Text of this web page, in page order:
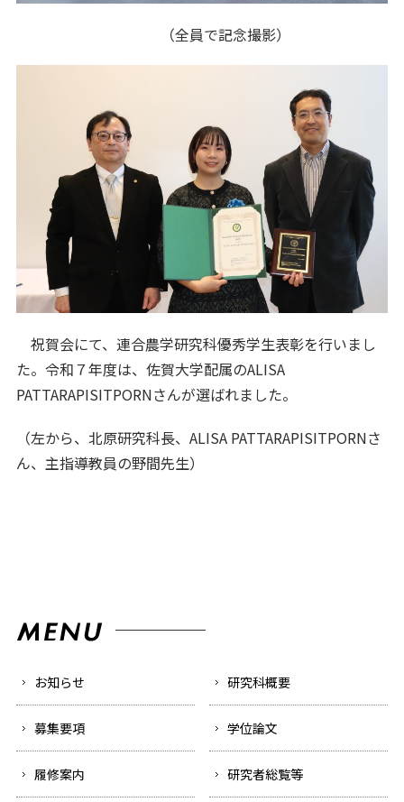
（全員で記念撮影）
祝賀会にて、連合農学研究科優秀学生表彰を行いまし
た。令和７年度は、佐賀大学配属のALISA
PATTARAPISITPORNさんが選ばれました。
（左から、北原研究科長、ALISA PATTARAPISITPORNさ
ん、主指導教員の野間先生）
お知らせ 研究科概要
募集要項 学位論文
履修案内 研究者総覧等